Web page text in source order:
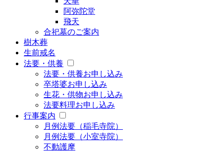
阿弥陀堂
飛天
合祀墓のご案内
樹木葬
生前戒名
法要・供養
法要・供養お申し込み
卒塔婆お申し込み
生花・供物お申し込み
法要料理お申し込み
行事案内
月例法要（稲毛寺院）
月例法要（小室寺院）
不動護摩